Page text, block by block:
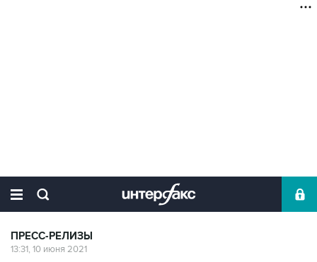
ПРЕСС-РЕЛИЗЫ
13:31, 10 июня 2021